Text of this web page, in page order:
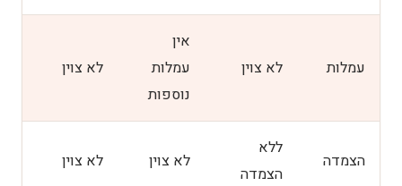
עמלות לא צוין
אין
עמלות
נוספות
לא צוין
הצמדה
ללא
הצמדה
לא צוין לא צוין